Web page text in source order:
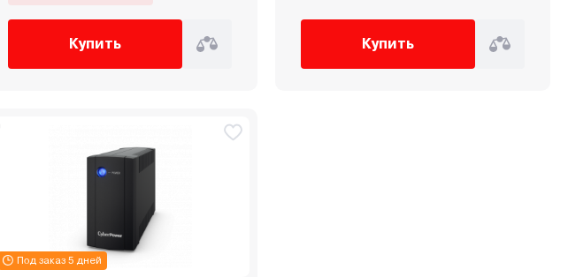
Купить Купить
Под заказ 5 дней